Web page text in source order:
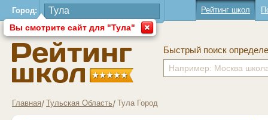
Город:
Вы смотрите сайт для "Тула"
Рейтинг школ
Быстрый поиск
Главная Тульская Область Тула Город